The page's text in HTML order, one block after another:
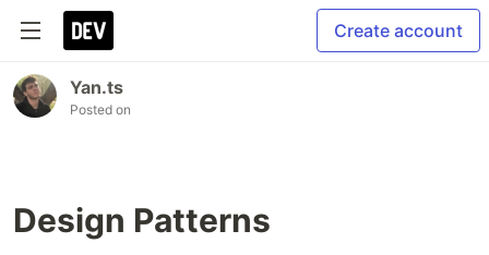
Create account
Yan.ts
Posted on
Design Patterns